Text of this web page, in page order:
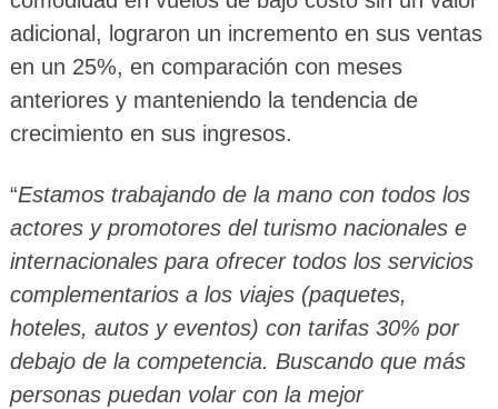
adicional, lograron un incremento en sus ventas
en un 25%, en comparación con meses
anteriores y manteniendo la tendencia de
crecimiento en sus ingresos.
“Estamos trabajando de la mano con todos los
actores y promotores del turismo nacionales e
internacionales para ofrecer todos los servicios
complementarios a los viajes (paquetes,
hoteles, autos y eventos) con tarifas 30% por
debajo de la competencia. Buscando que más
personas puedan volar con la mejor